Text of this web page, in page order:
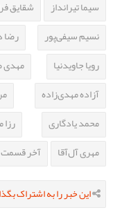
سیما تیرانداز شقایق
نسیم سیفی‌پور
رضا
رویا جاویدنیا
مهدی
آزاده مهدی‌زاده
محمد یادگاری
رزا
مهری آل‌آقا
آخر قسمت
این خبر را به اشتراک